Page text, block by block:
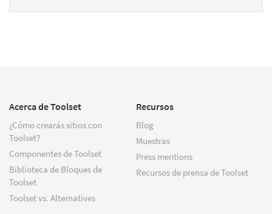
Acerca de Toolset
¿Cómo crearás sitios con
Toolset?
Componentes de Toolset
Biblioteca de Bloques de
Toolset
Toolset vs. Alternatives
Recursos
Blog
Muestras
Press mentions
Recursos de prensa de Toolset